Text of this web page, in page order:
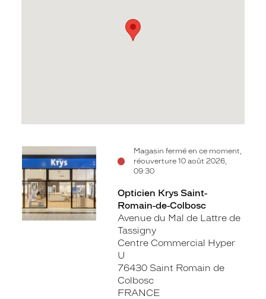
Magasin fermé en ce moment,
réouverture 10 août 2026,
09:30
fiche
Opticien Krys Saint-
Romain-de-Colbosc
Avenue du Mal de Lattre de
Tassigny
Centre Commercial Hyper
U
76430 Saint Romain de
Colbosc
FRANCE